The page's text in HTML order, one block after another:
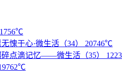
愧于心·微生活（34） 20746℃
碎点滴记忆——微生活（35）